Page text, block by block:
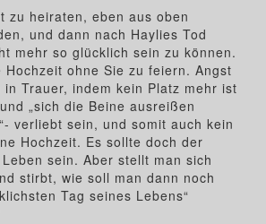
zu heiraten, eben aus oben
und dann nach Haylies Tod
mehr so glücklich sein zu können.
Hochzeit ohne Sie zu feiern. Angst
Trauer, indem kein Platz mehr ist
„sich die Beine ausreißen
verliebt sein, und somit auch kein
Hochzeit. Es sollte doch der
sein. Aber stellt man sich
stirbt, wie soll man dann noch
Tag seines Lebens“